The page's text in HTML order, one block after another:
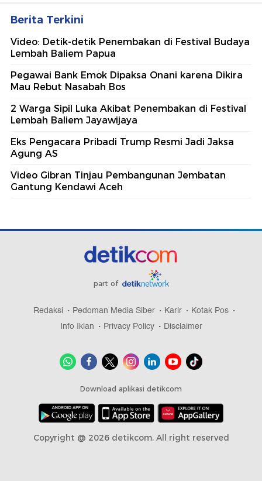
Berita Terkini
Video: Detik-detik Penembakan di Festival Budaya
Lembah Baliem Papua
Pegawai Bank Emok Dipaksa Onani karena Dikira
Mau Rebut Nasabah Bos
2 Warga Sipil Luka Akibat Penembakan di Festival
Lembah Baliem Jayawijaya
Eks Pengacara Pribadi Trump Resmi Jadi Jaksa
Agung AS
Video Gibran Tinjau Pembangunan Jembatan
Gantung Kendawi Aceh
part of
Redaksi Pedoman Media Siber Karir
Kotak Pos
Info Iklan
Privacy Policy Disclaimer
Download aplikasi detikcom
Copyright @ 2026 detikcom, All right reserved